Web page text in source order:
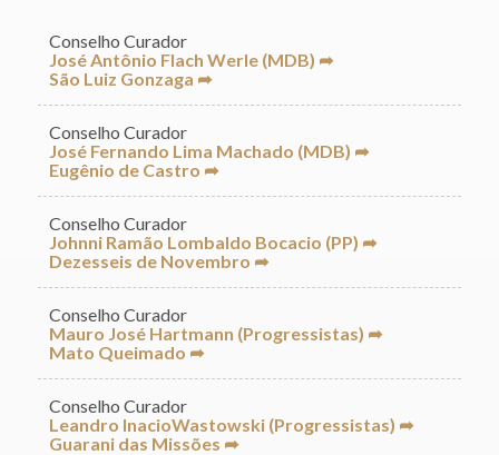
Conselho Curador
José Antônio Flach Werle (MDB) ➦
São Luiz Gonzaga ➦
Conselho Curador
José Fernando Lima Machado (MDB) ➦
Eugênio de Castro ➦
Conselho Curador
Johnni Ramão Lombaldo Bocacio (PP) ➦
Dezesseis de Novembro ➦
Conselho Curador
Mauro José Hartmann (Progressistas) ➦
Mato Queimado ➦
Conselho Curador
Leandro InacioWastowski (Progressistas) ➦
Guarani das Missões ➦